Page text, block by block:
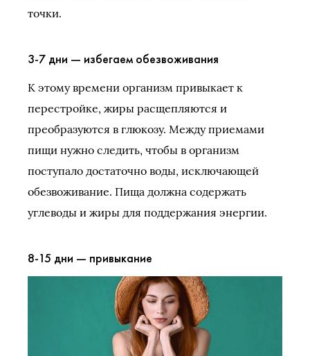
точки.
3-7 дни — избегаем обезвоживания
К этому времени организм привыкает к
перестройке, жиры расщепляются и
преобразуются в глюкозу. Между приемами
пищи нужно следить, чтобы в организм
поступало достаточно воды, исключающей
обезвоживание. Пища должна содержать
углеводы и жиры для поддержания энергии.
8-15 дни — привыкание